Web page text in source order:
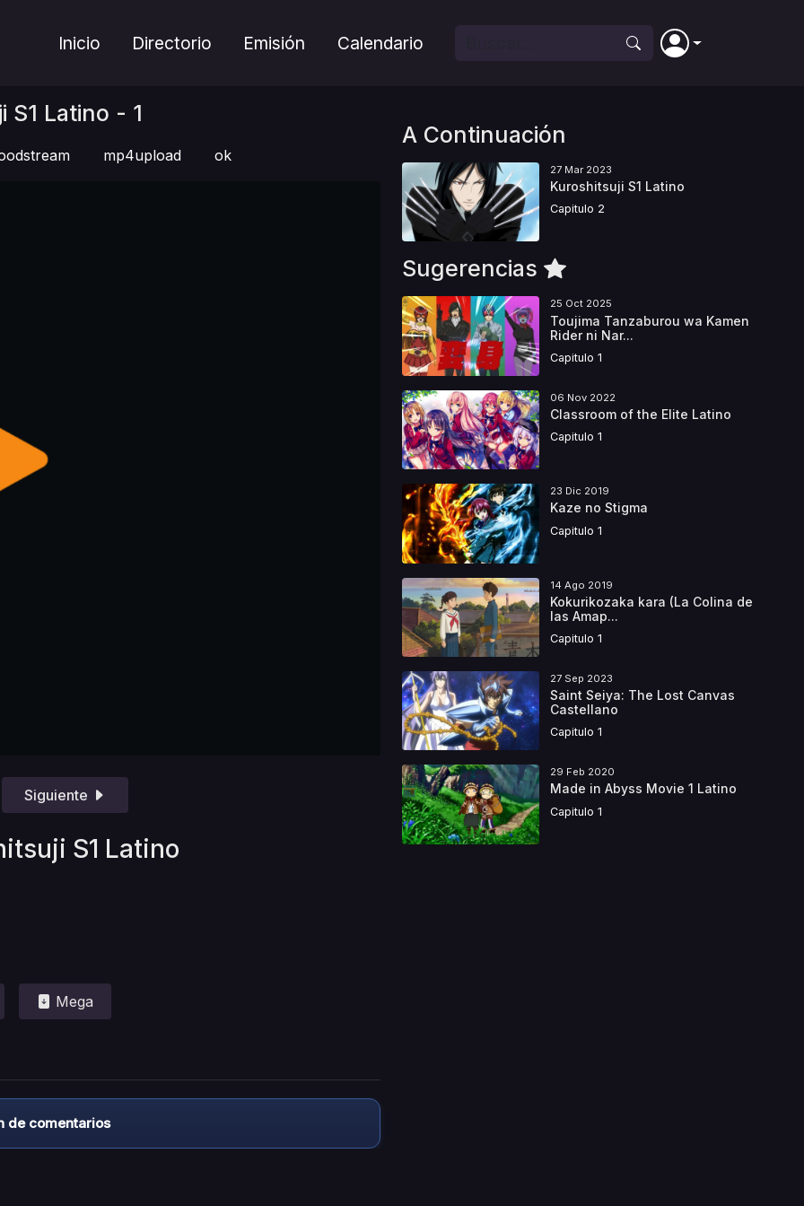
Inicio Directorio Emisión Calendario
S1 Latino - 1
mp4upload ok
Siguiente
S1 Latino
Mega
de comentarios
A Continuación
27 Mar 2023
Kuroshitsuji S1 Latino
Capitulo 2
Sugerencias
25 Oct 2025
Toujima Tanzaburou wa Kamen
Rider ni Nar...
Capitulo 1
06 Nov 2022
Classroom of the Elite Latino
Capitulo 1
23 Dic 2019
Kaze no Stigma
Capitulo 1
14 Ago 2019
Kokurikozaka kara (La Colina de
las Amap...
Capitulo 1
27 Sep 2023
Saint Seiya: The Lost Canvas
Castellano
Capitulo 1
29 Feb 2020
Made in Abyss Movie 1 Latino
Capitulo 1